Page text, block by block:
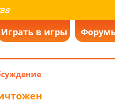
Играть в игры